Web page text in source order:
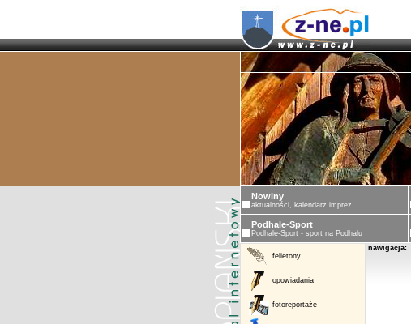
Nowiny
aktualności, kalendarz imprez
Podhale-Sport
Podhale-Sport - sport na Podhalu
felietony
opowiadania
fotoreportaże
nawigacja: